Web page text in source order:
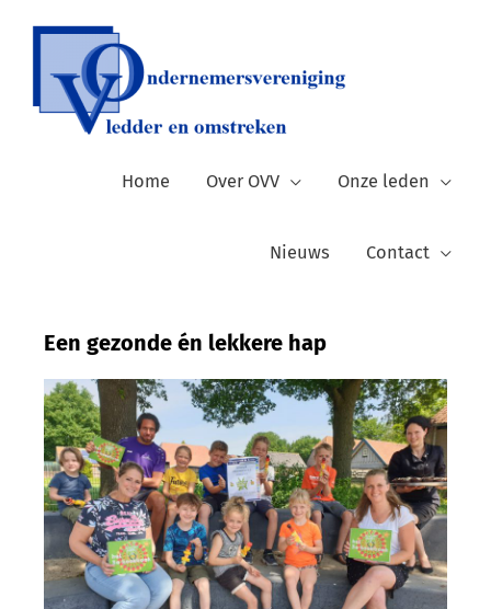
Home Over OVV Onze leden
Nieuws Contact
Een gezonde én lekkere hap